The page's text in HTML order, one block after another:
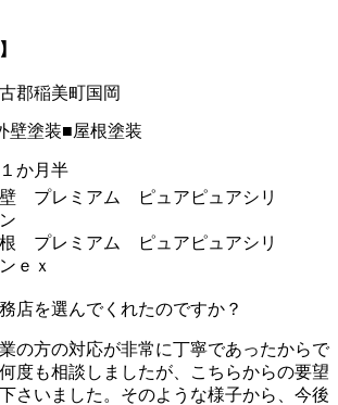
郡稲美町国岡
壁塗装■屋根塗装
か月半
プレミアム ピュアピュアシリ
プレミアム ピュアピュアシリ
ｅｘ
店を選んでくれたのですか？
の方の対応が非常に丁寧であったからで
度も相談しましたが、こちらからの要望
さいました。そのような様子から、今後